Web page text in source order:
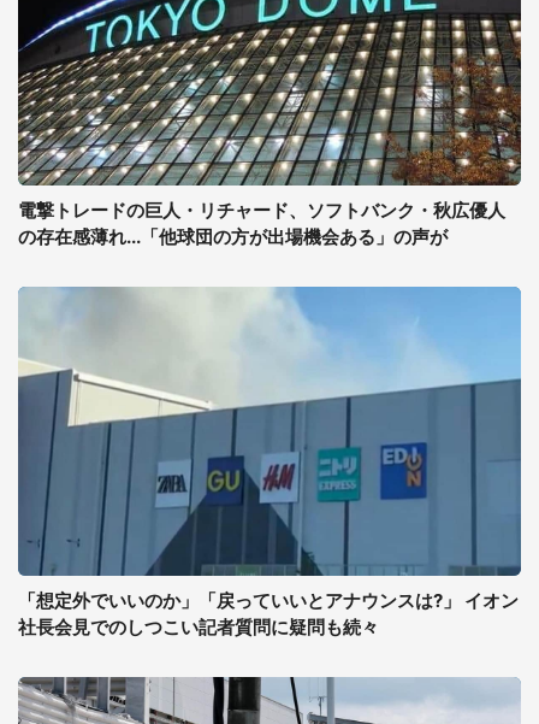
電撃トレードの巨人・リチャード、ソフトバンク・秋広優人
の存在感薄れ...「他球団の方が出場機会ある」の声が
「想定外でいいのか」「戻っていいとアナウンスは?」 イオン
社長会見でのしつこい記者質問に疑問も続々